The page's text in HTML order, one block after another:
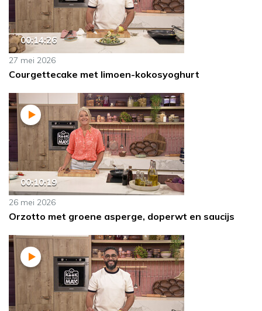
00:14:26
27 mei 2026
Courgettecake met limoen-kokosyoghurt
00:10:19
26 mei 2026
Orzotto met groene asperge, doperwt en saucijs